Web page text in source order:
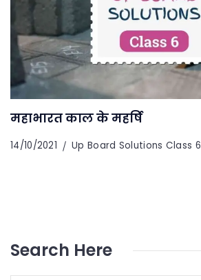
महाभारत काल के महर्षि
14/10/2021 Up Board Solutions Class 6
Search Here